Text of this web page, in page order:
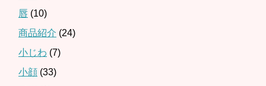
唇 (10)
商品紹介 (24)
小じわ (7)
小顔 (33)